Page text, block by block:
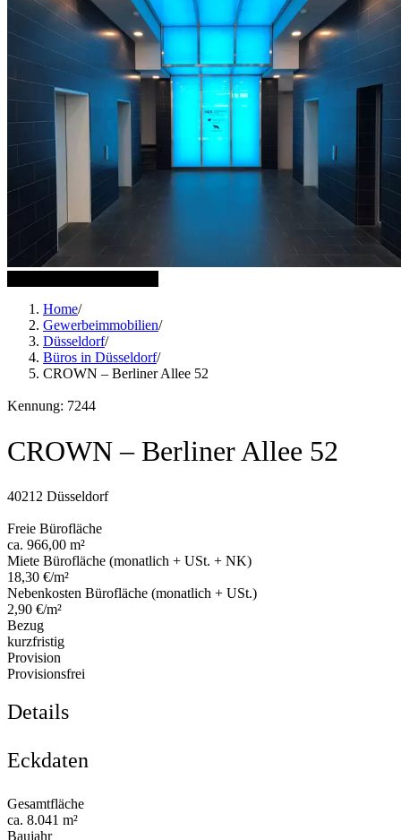
Home/
Gewerbeimmobilien/
Düsseldorf/
Büros in Düsseldorf/
CROWN – Berliner Allee 52
Kennung: 7244
CROWN – Berliner Allee 52
40212 Düsseldorf
Freie Bürofläche
ca. 966,00 m²
Miete Bürofläche (monatlich + USt. + NK)
18,30 €/m²
Nebenkosten Bürofläche (monatlich + USt.)
2,90 €/m²
Bezug
kurzfristig
Provision
Provisionsfrei
Details
Eckdaten
Gesamtfläche
ca. 8.041 m²
Baujahr